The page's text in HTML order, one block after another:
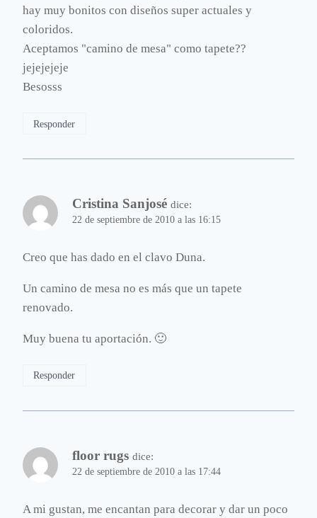
hay muy bonitos con diseños super actuales y
coloridos.
Aceptamos "camino de mesa" como tapete??
jejejejeje
Besosss
Responder
Cristina Sanjosé dice:
22 de septiembre de 2010 a las 16:15
Creo que has dado en el clavo Duna.
Un camino de mesa no es más que un tapete
renovado.
Muy buena tu aportación. 🙂
Responder
floor rugs dice:
22 de septiembre de 2010 a las 17:44
A mi gustan, me encantan para decorar y dar un poco